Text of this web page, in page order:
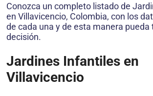
Conozca un completo listado de
en Villavicencio, Colombia, con los
de cada una y de esta manera
decisión.
Jardines Infantiles en
Villavicencio